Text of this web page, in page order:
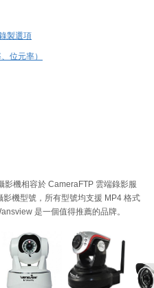
製選項
位元率）
機相容於 CameraFTP 雲端錄影服
機型號，所有型號均支援 MP4 格式
是一個值得推薦的品牌。